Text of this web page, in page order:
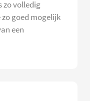
zo volledig
goed mogelijk
een